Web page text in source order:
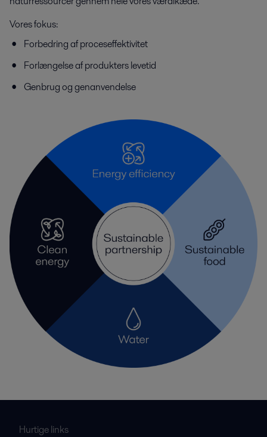
Vores fokus:
Forbedring af proceseffektivitet
Forlængelse af produkters levetid​
Genbrug og genanvendelse
Hurtige links